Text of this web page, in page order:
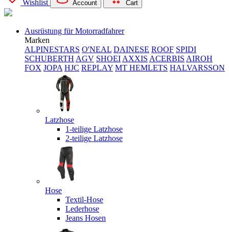
Wishlist Account Cart
Ausrüstung für Motorradfahrer
Marken
ALPINESTARS O'NEAL DAINESE ROOF SPIDI
SCHUBERTH AGV SHOEI AXXIS ACERBIS AIROH
FOX JOPA HJC REPLAY MT HEMLETS HALVARSSON
Latzhose
1-teilige Latzhose
2-teilige Latzhose
Hose
Textil-Hose
Lederhose
Jeans Hosen